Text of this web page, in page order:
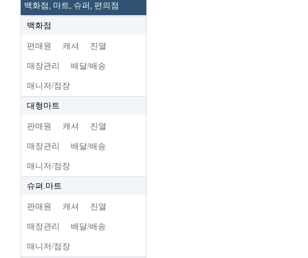
백화점, 마트, 슈퍼, 편의점
백화점
편매원 캐셔 진열
매장관리 배달/배송
매니저/점장
대형마트
판매원 캐셔 진열
매장관리 배달/배송
매니저/점장
슈펴.마트
판매원 캐셔 진열
매장관리 배달/배송
매니저/점장